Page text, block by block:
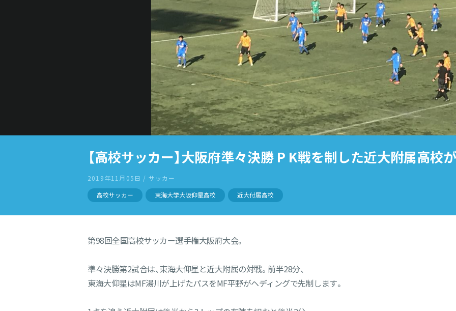
【高校サッカー】大阪府準々決勝 P K戦を制した近大附属高校
2019年11月05日 / サッカー
高校サッカー
東海大学大阪仰星高校 近大付属高校
第98回全国高校サッカー選手権大阪府大会。
準々決勝第2試合は、東海大仰星と近大附属の対戦。前半28分、
東海大仰星はMF湯川が上げたパスをMF平野がヘディングで先制します。